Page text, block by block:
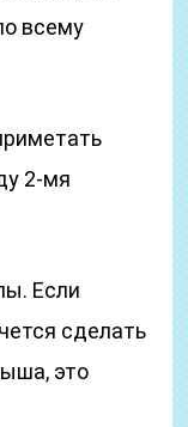
всему
2-мя
Если
сделать
это